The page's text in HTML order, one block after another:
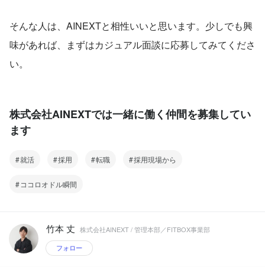
そんな人は、AINEXTと相性いいと思います。少しでも興
味があれば、まずはカジュアル面談に応募してみてくださ
い。
株式会社AINEXTでは一緒に働く仲間を募集してい
ます
就活 採用 転職 採用現場から
ココロオドル瞬間
竹本 丈 株式会社AINEXT / 管理本部／FITBOX事業部
フォロー